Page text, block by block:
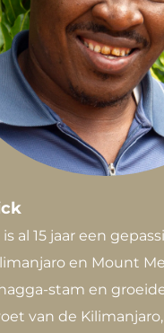
al 15 jaar een
en Mount
stam en
van de